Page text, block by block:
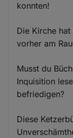
konnten!
Die Kirche
vorher am
Musst du
Inquisition
befriedigen?
Diese